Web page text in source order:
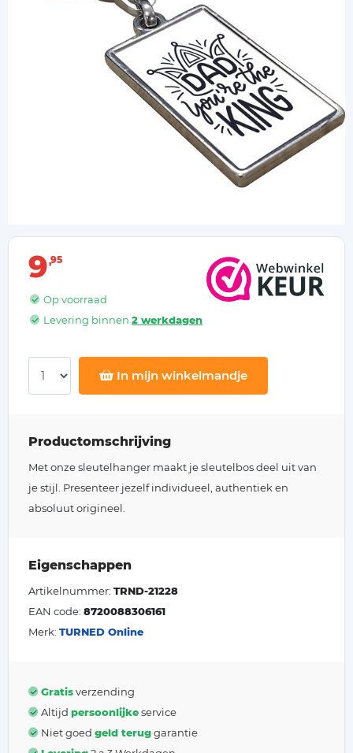
9 95
Op voorraad
Levering binnen2 werkdagen
In mijn winkelmandje
Productomschrijving
Met onze sleutelhanger maakt je sleutelbos deel uit van
je stijl. Presenteer jezelf individueel, authentiek en
absoluut origineel.
Eigenschappen
Artikelnummer: TRND-21228
EAN code: 8720088306161
Merk: TURNED Online
Gratisverzending
Altijd persoonlijkeservice
Niet goed geld teruggarantie